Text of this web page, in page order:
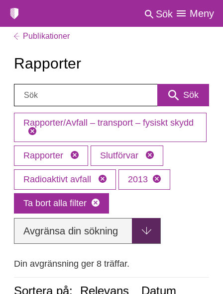
Sök Meny
Publikationer
Rapporter
Sök: Sök
Rapporter/Avfall – transport – fysiskt skydd
Rapporter Slutförvar
Radioaktivt avfall 2013
Ta bort alla filter
Avgränsa din sökning
Din avgränsning ger 8 träffar.
Sortera på: Relevans Datum